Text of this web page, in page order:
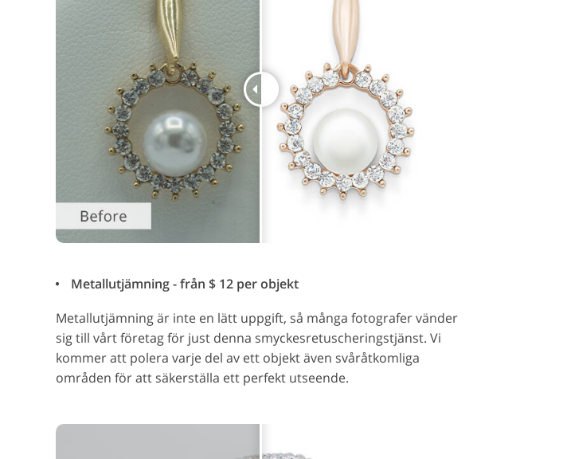
Metallutjämning - från $ 12 per objekt
Metallutjämning är inte en lätt uppgift, så många fotografer vänder
sig till vårt företag för just denna smyckesretuscheringstjänst. Vi
kommer att polera varje del av ett objekt även svåråtkomliga
områden för att säkerställa ett perfekt utseende.